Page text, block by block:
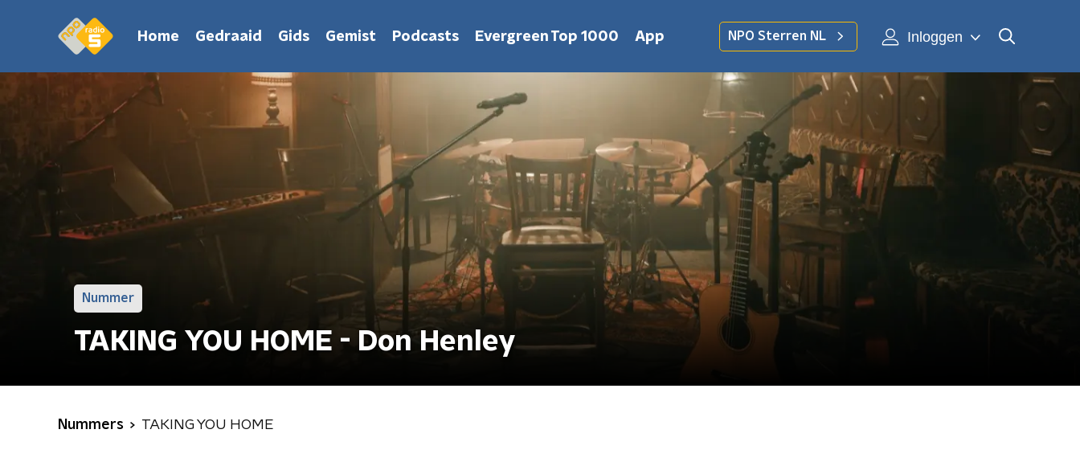
Home Gedraaid Gids Gemist Podcasts Evergreen Top 1000 App NPO Sterren NL Inloggen
Nummer
TAKING YOU HOME - Don Henley
Nummers TAKING YOU HOME